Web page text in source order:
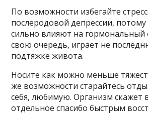
По возможности избегайте
послеродовой депрессии,
сильно влияют на
свою очередь, играет не
подтяжке живота.
Носите как можно меньше
же возможности старайтесь
себя, любимую. Организм скажет
отдельное спасибо быстрым